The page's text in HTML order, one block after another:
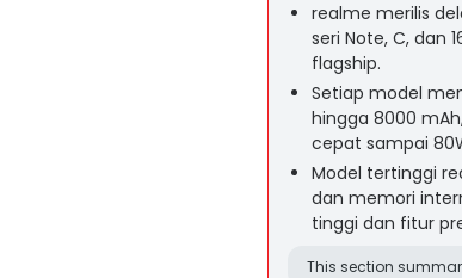
realme merilis
seri Note, C, dan
flagship.
Setiap model
hingga 8000
cepat sampai
Model tertinggi
dan memori
tinggi dan fitur
This section